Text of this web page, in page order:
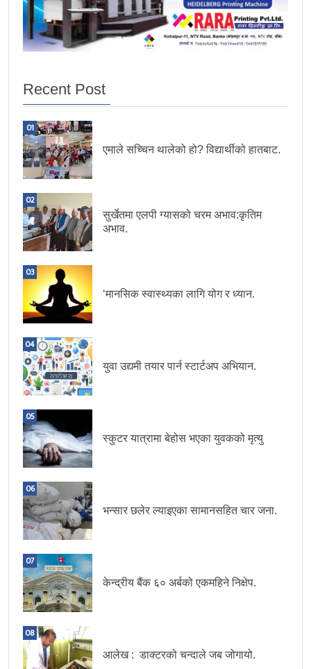
Recent Post
01
एमाले सच्चिन थालेको हो? विद्यार्थीको हातबाट.
02
सुर्खेतमा एलपी ग्यासको चरम अभाव:कृतिम
अभाव.
03
‘मानसिक स्वास्थ्यका लागि योग र ध्यान.
04
युवा उद्यमी तयार पार्न स्टार्टअप अभियान.
05
स्कुटर यात्रामा बेहोस भएका युवकको मृत्यु
06
भन्सार छलेर ल्याइएका सामानसहित चार जना.
07
केन्द्रीय बैंक ६० अर्बको एकमहिने निक्षेप.
08
आलेख : डाक्टरको चन्दाले जब जोगायो.